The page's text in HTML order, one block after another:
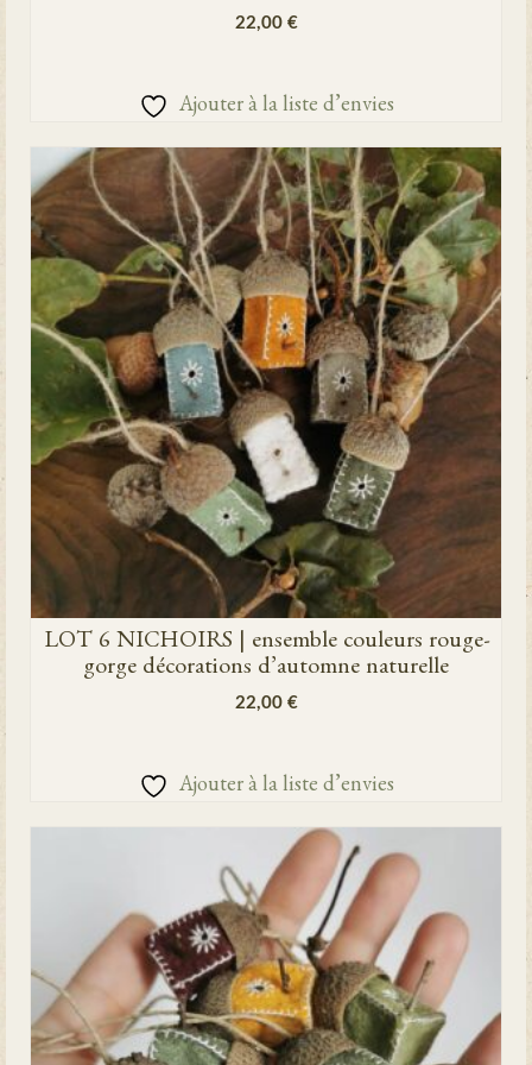
22,00 €
Ajouter à la liste d’envies
LOT 6 NICHOIRS | ensemble couleurs rouge-
gorge décorations d’automne naturelle
22,00 €
Ajouter à la liste d’envies